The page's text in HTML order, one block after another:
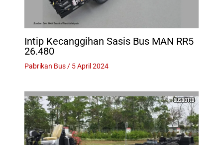
Intip Kecanggihan Sasis Bus MAN RR5
26.480
Pabrikan Bus/ 5 April 2024